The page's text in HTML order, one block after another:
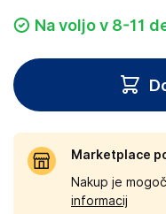
Na voljo v 8-11
Marketplace
Nakup je
informacij